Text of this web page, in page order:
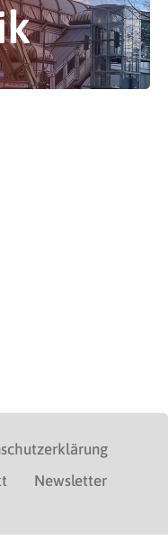
Newsletter